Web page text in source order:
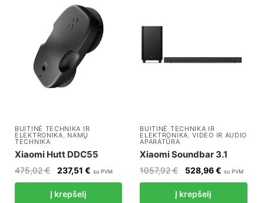
BUITINĖ TECHNIKA IR
ELEKTRONIKA, NAMŲ
TECHNIKA
Xiaomi Hutt DDC55
475,02€
Original
price
was:
237,51 € Current
price
su PVM
Į krepšelį
BUITINĖ TECHNIKA IR
ELEKTRONIKA,VIDEO IR AUDIO
APARATŪRA
Xiaomi Soundbar 3.1
1057,92€
Original
price
was:
528,96€ Current
price
su PVM
Į krepšelį